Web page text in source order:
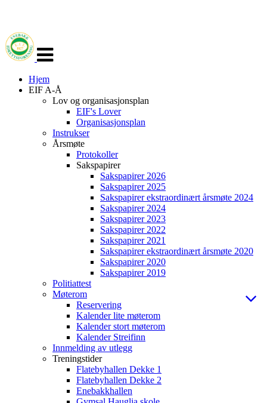
navigasjon
Hjem
EIF A-Å
Lov og organisasjonsplan
EIF's Lover
Organisasjonsplan
Instrukser
Årsmøte
Protokoller
Sakspapirer
Sakspapirer 2026
Sakspapirer 2025
Sakspapirer ekstraordinært årsmøte 2024
Sakspapirer 2024
Sakspapirer 2023
Sakspapirer 2022
Sakspapirer 2021
Sakspapirer ekstraordinært årsmøte 2020
Sakspapirer 2020
Sakspapirer 2019
Politiattest
Møterom
Reservering
Kalender lite møterom
Kalender stort møterom
Kalender Streifinn
Innmelding av utlegg
Treningstider
Flatebyhallen Dekke 1
Flatebyhallen Dekke 2
Enebakkhallen